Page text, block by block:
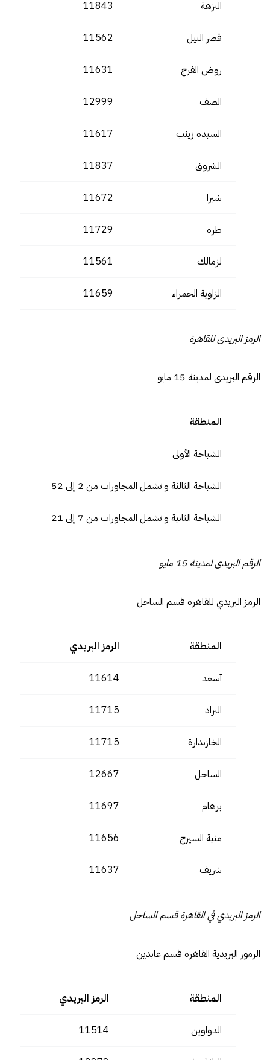
النزهة 11843
قصر النيل 11562
روض الفرج 11631
الصف 12999
السيدة زينب 11617
الشروق 11837
شبرا 11672
طره 11729
لزمالك 11561
الزاوية الحمراء 11659
الرمز البريدى للقاهرة
الرقم البريدى لمدينة 15 مايو
المنطقة
الشياخة الأولى
الشياخة الثالثة و تشمل المجاورات من 2 إلى 52
الشياخة الثانية و تشمل المجاورات من 7 إلى 21
الرقم البريدى لمدينة 15 مايو
الرمز البريدي للقاهرة قسم الساحل
المنطقة الرمز البريدي
آسعد 11614
البراد 11715
الخازندارة 11715
الساحل 12667
برهام 11697
منية السيرج 11656
شريف 11637
الرمز البريدي في القاهرة قسم الساحل
الرموز البريدية القاهرة قسم عابدين
المنطقة الرمز البريدي
الدواوين 11514